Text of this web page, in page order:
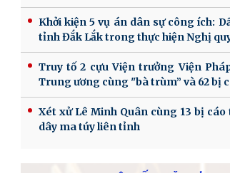
Khởi kiện 5 vụ án dân sự công ích:
tỉnh Đắk Lắk trong thực hiện Nghị
Truy tố 2 cựu Viện trưởng Viện
Trung ương cùng "bà trùm” và 62 bị
Xét xử Lê Minh Quân cùng 13 bị
dây ma túy liên tỉnh